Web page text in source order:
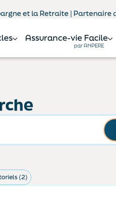
et la Retraite | Partenaire
Assurance-vie Facile
par ANPERE
(2)